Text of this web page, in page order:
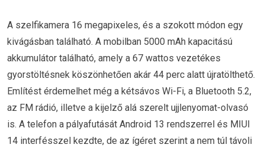
A szelfikamera 16 megapixeles, és a szokott módon egy
kivágásban található. A mobilban 5000 mAh kapacitású
akkumulátor található, amely a 67 wattos vezetékes
gyorstöltésnek köszönhetően akár 44 perc alatt újratölthető.
Említést érdemelhet még a kétsávos Wi-Fi, a Bluetooth 5.2,
az FM rádió, illetve a kijelző alá szerelt ujjlenyomat-olvasó
is. A telefon a pályafutását Android 13 rendszerrel és MIUI
14 interfésszel kezdte, de az ígéret szerint a nem túl távoli